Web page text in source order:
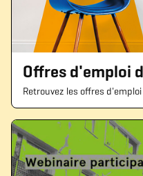
Offres d'emploi
Retrouvez les offres